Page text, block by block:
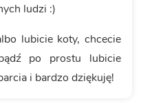
ludzi :)
lubicie koty, chcecie
po prostu lubicie
i bardzo dziękuję!